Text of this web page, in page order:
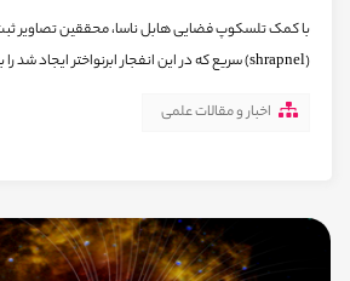
با کمک تلسکوپ فضایی هابل ناسا، محققین تصاویر
(shrapnel) سریع که در این انفجار ابرنواختر ایجاد شد را بازیابی نموده و تا بتوانند ...
اخبار و مقالات علمی